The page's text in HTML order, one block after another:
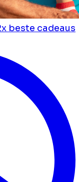
beste cadeaus